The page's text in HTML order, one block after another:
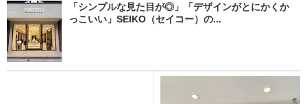
「シンプルな見た目が◎」「デザインがとにかくか
っこいい」SEIKO（セイコー）の...